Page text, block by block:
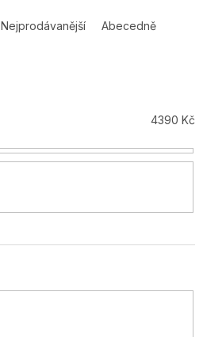
Nejprodávanější Abecedně
4390 Kč